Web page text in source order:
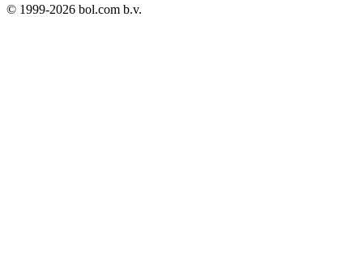
© 1999-2026 bol.com b.v.